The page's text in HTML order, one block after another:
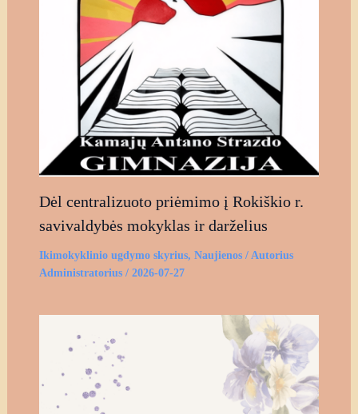
Dėl centralizuoto priėmimo į Rokiškio r.
savivaldybės mokyklas ir darželius
Ikimokyklinio ugdymo skyrius, Naujienos/ Autorius
Administratorius / 2026-07-27